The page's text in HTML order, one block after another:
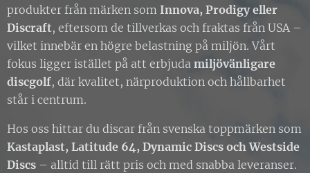
produkter från märken som Innova, Prodigy eller
Discraft, eftersom de tillverkas och fraktas från USA –
vilket innebär en högre belastning på miljön. Vårt
fokus ligger istället på att erbjuda miljövänligare
discgolf, där kvalitet, närproduktion och hållbarhet
står i centrum.
Hos oss hittar du discar från svenska toppmärken som
Kastaplast, Latitude 64, Dynamic Discs och Westside
Discs – alltid till rätt pris och med snabba leveranser.